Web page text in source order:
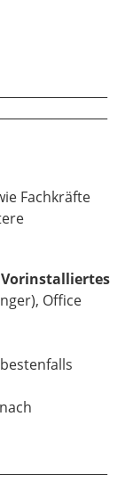
Fachkräfte
Vorinstalliertes
Office